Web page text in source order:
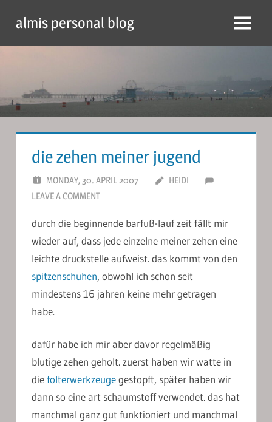
content
almis personal blog Menu
die zehen meiner jugend
MONDAY, 30. APRIL 2007
HEIDI
LEAVE A COMMENT
durch die beginnende barfuß-lauf zeit fällt mir
wieder auf, dass jede einzelne meiner zehen eine
leichte druckstelle aufweist. das kommt von den
spitzenschuhen, obwohl ich schon seit
mindestens 16 jahren keine mehr getragen
habe.
dafür habe ich mir aber davor regelmäßig
blutige zehen geholt. zuerst haben wir watte in
diefolterwerkzeugegestopft, später haben wir
dann so eine art schaumstoff verwendet. das hat
manchmal ganz gut funktioniert und manchmal